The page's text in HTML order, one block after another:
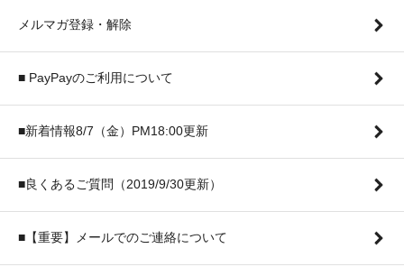
メルマガ登録・解除
■ PayPayのご利用について
■新着情報8/7（金）PM18:00更新
■良くあるご質問（2019/9/30更新）
■【重要】メールでのご連絡について